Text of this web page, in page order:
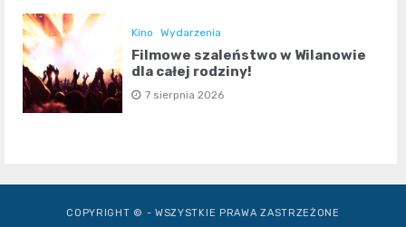
Kino Wydarzenia
Filmowe szaleństwo w Wilanowie
dla całej rodziny!
7 sierpnia 2026
COPYRIGHT © - WSZYSTKIE PRAWA ZASTRZEŻONE